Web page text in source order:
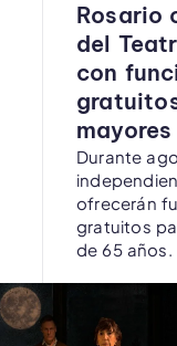
Rosario
del
con
Durante
ofrecerán
gratuitos
de 65 años.